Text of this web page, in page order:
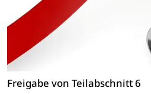
Freigabe von Teilabschnitt 6